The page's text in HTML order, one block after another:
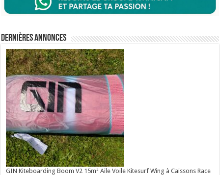
Dernières annonces
GIN Kiteboarding Boom V2 15m² Aile Voile Kitesurf Wing à Caissons Race